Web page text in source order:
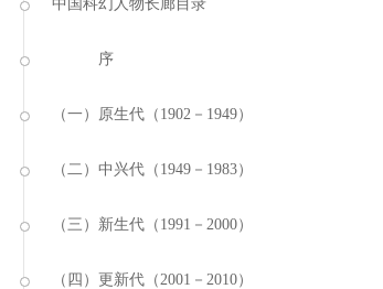
中国科幻人物长廊目录
序
（一）原生代（1902－1949）
（二）中兴代（1949－1983）
（三）新生代（1991－2000）
（四）更新代（2001－2010）